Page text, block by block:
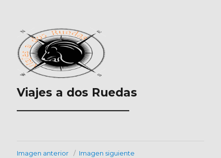
Viajes a dos Ruedas
___________________
Imagen anterior Imagen siguiente